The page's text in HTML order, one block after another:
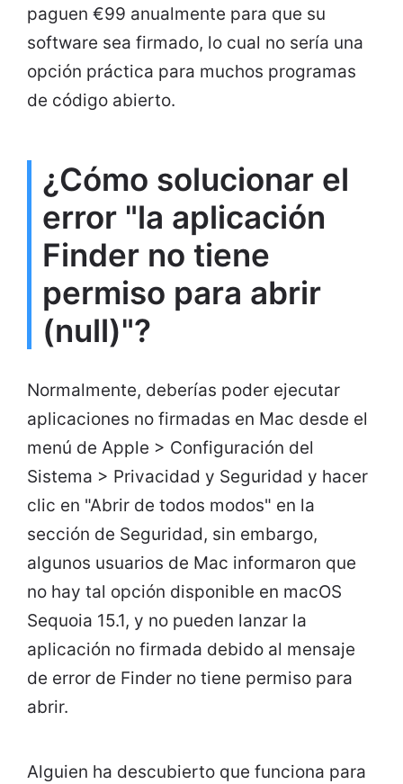
paguen €99 anualmente para que su
software sea firmado, lo cual no sería una
opción práctica para muchos programas
de código abierto.
¿Cómo solucionar el
error "la aplicación
Finder no tiene
permiso para abrir
(null)"?
Normalmente, deberías poder ejecutar
aplicaciones no firmadas en Mac desde el
menú de Apple > Configuración del
Sistema > Privacidad y Seguridad y hacer
clic en "Abrir de todos modos" en la
sección de Seguridad, sin embargo,
algunos usuarios de Mac informaron que
no hay tal opción disponible en macOS
Sequoia 15.1, y no pueden lanzar la
aplicación no firmada debido al mensaje
de error de Finder no tiene permiso para
abrir.
Alguien ha descubierto que funciona para